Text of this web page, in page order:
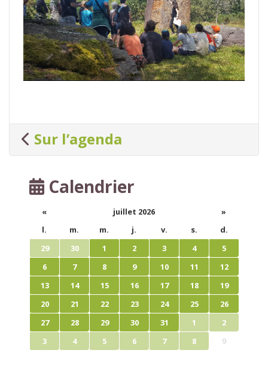
Sur l’agenda
Calendrier
« juillet 2026
»
l.
m. m. j. v. s.
d.
29
30 1 2 3 4
5
6
7 8 9 10 11
12
13
14 15 16 17 18
19
20
21 22 23 24 25
26
27
28 29 30 31 1
2
3
4 5 6 7 8 9